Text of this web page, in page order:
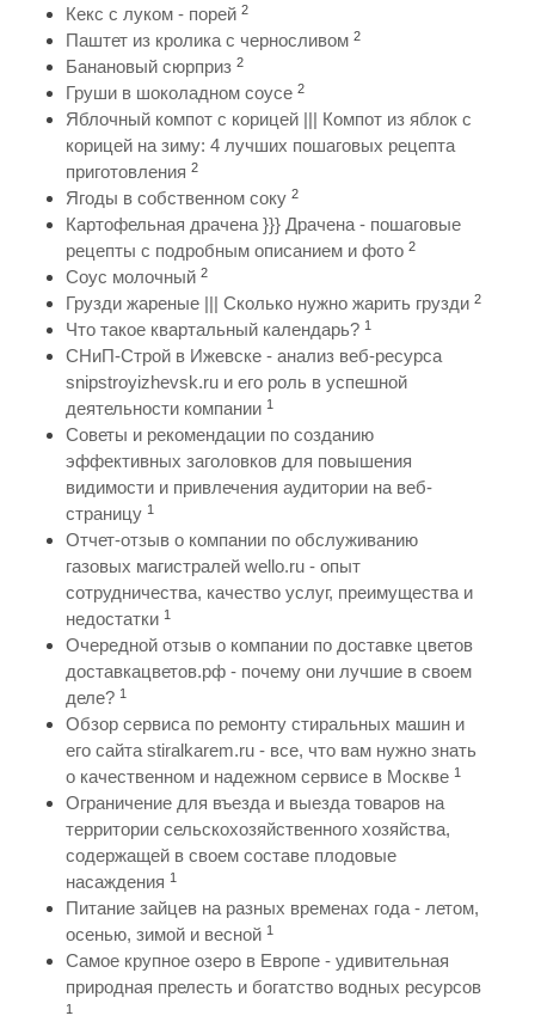
Кекс с луком - порей 2
Паштет из кролика с черносливом 2
Банановый сюрприз 2
Груши в шоколадном соусе 2
Яблочный компот с корицей ||| Компот из яблок с
корицей на зиму: 4 лучших пошаговых рецепта
приготовления 2
Ягоды в собственном соку 2
Картофельная драчена }}} Драчена - пошаговые
рецепты с подробным описанием и фото 2
Соус молочный 2
Грузди жареные ||| Сколько нужно жарить грузди 2
Что такое квартальный календарь? 1
СНиП-Строй в Ижевске - анализ веб-ресурса
snipstroyizhevsk.ru и его роль в успешной
деятельности компании 1
Советы и рекомендации по созданию
эффективных заголовков для повышения
видимости и привлечения аудитории на веб-
страницу 1
Отчет-отзыв о компании по обслуживанию
газовых магистралей wello.ru - опыт
сотрудничества, качество услуг, преимущества и
недостатки 1
Очередной отзыв о компании по доставке цветов
доставкацветов.рф - почему они лучшие в своем
деле? 1
Обзор сервиса по ремонту стиральных машин и
его сайта stiralkarem.ru - все, что вам нужно знать
о качественном и надежном сервисе в Москве 1
Ограничение для въезда и выезда товаров на
территории сельскохозяйственного хозяйства,
содержащей в своем составе плодовые
насаждения 1
Питание зайцев на разных временах года - летом,
осенью, зимой и весной 1
Самое крупное озеро в Европе - удивительная
природная прелесть и богатство водных ресурсов
1